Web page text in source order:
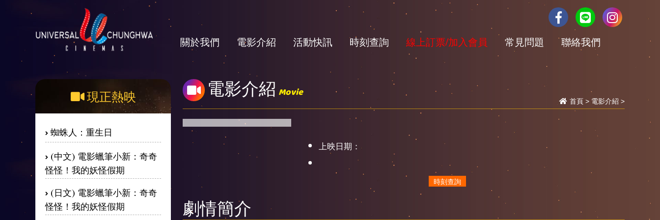
關於我們 電影介紹 活動快訊 時刻查詢 線上訂票/加入會員 常見問題 聯絡我們
現正熱映
蜘蛛人：重生日
(中文) 電影蠟筆小新：奇奇
怪怪！我的妖怪假期
(日文) 電影蠟筆小新：奇奇
怪怪！我的妖怪假期
電影介紹 Movie
首頁 > 電影介紹 >
上映日期：
時刻查詢
劇情簡介